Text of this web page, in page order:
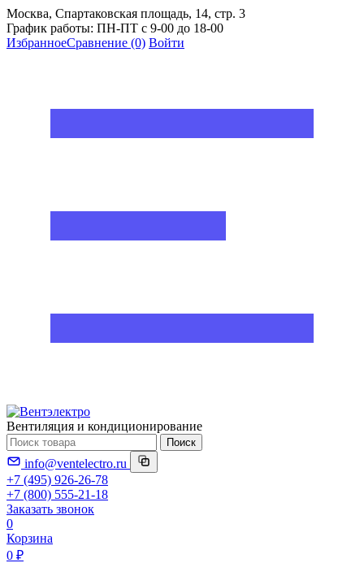
Москва, Спартаковская площадь, 14, стр. 3
График работы: ПН-ПТ с 9-00 до 18-00
ИзбранноеСравнение (0) Войти
Вентиляция и кондиционирование
Поиск
info@ventelectro.ru
+7 (495) 926-26-78
+7 (800) 555-21-18
Заказать звонок
0
Корзина
0 ₽